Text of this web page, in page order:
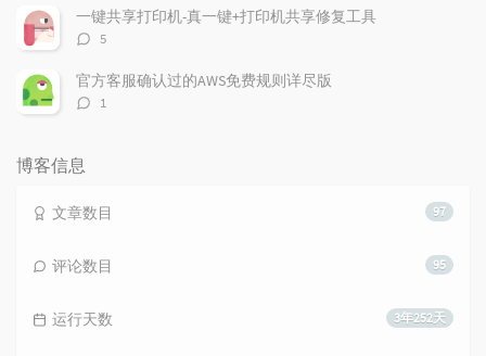
数：
一键共享打印机-真一键+打印机共享修复工具
评
数：
5
官方客服确认过的AWS免费规则详尽版
评1
博客信息
97
文章数目
95
评论数目
3年252天
运行天数